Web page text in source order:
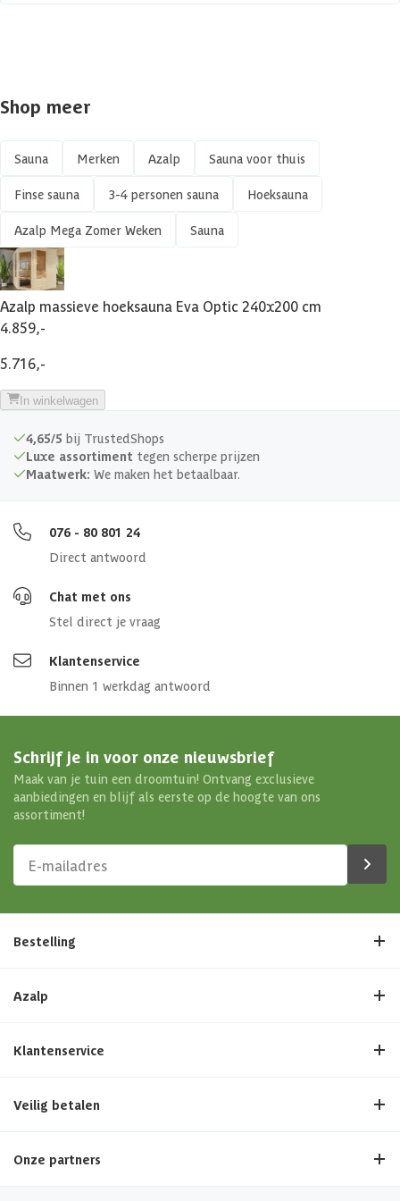
Shop meer
Sauna Merken Azalp Sauna voor thuis
Finse sauna 3-4 personen sauna Hoeksauna
Azalp Mega Zomer Weken Sauna
Azalp massieve hoeksauna Eva Optic 240x200 cm
4.859,-
5.716,-
In winkelwagen
4,65/5 bij TrustedShops
Luxe assortiment tegen scherpe prijzen
Maatwerk: We maken het betaalbaar.
076 - 80 801 24
Direct antwoord
Chat met ons
Stel direct je vraag
Klantenservice
Binnen 1 werkdag antwoord
Schrijf je in voor onze nieuwsbrief
Maak van je tuin een droomtuin! Ontvang exclusieve
aanbiedingen en blijf als eerste op de hoogte van ons
assortiment!
Bestelling
Azalp
Klantenservice
Veilig betalen
Onze partners